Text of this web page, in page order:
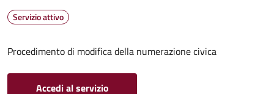
Servizio attivo
Procedimento di modifica della numerazione civica
Accedi al servizio